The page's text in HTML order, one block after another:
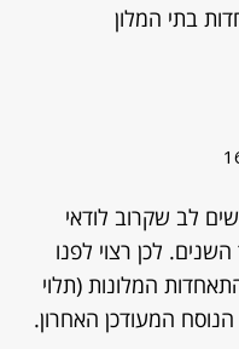
בתי המלון
לב שקרוב לודאי
לכן רצוי לפנו
המלונות (תלוי
המעודכן האחרון.